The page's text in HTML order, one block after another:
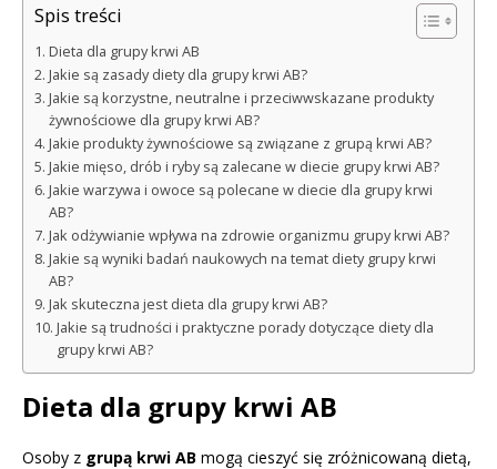
Spis treści
Dieta dla grupy krwi AB
Jakie są zasady diety dla grupy krwi AB?
Jakie są korzystne, neutralne i przeciwwskazane produkty
żywnościowe dla grupy krwi AB?
Jakie produkty żywnościowe są związane z grupą krwi AB?
Jakie mięso, drób i ryby są zalecane w diecie grupy krwi AB?
Jakie warzywa i owoce są polecane w diecie dla grupy krwi
AB?
Jak odżywianie wpływa na zdrowie organizmu grupy krwi AB?
Jakie są wyniki badań naukowych na temat diety grupy krwi
AB?
Jak skuteczna jest dieta dla grupy krwi AB?
Jakie są trudności i praktyczne porady dotyczące diety dla
grupy krwi AB?
Dieta dla grupy krwi AB
Osoby z grupą krwi AB mogą cieszyć się zróżnicowaną dietą,